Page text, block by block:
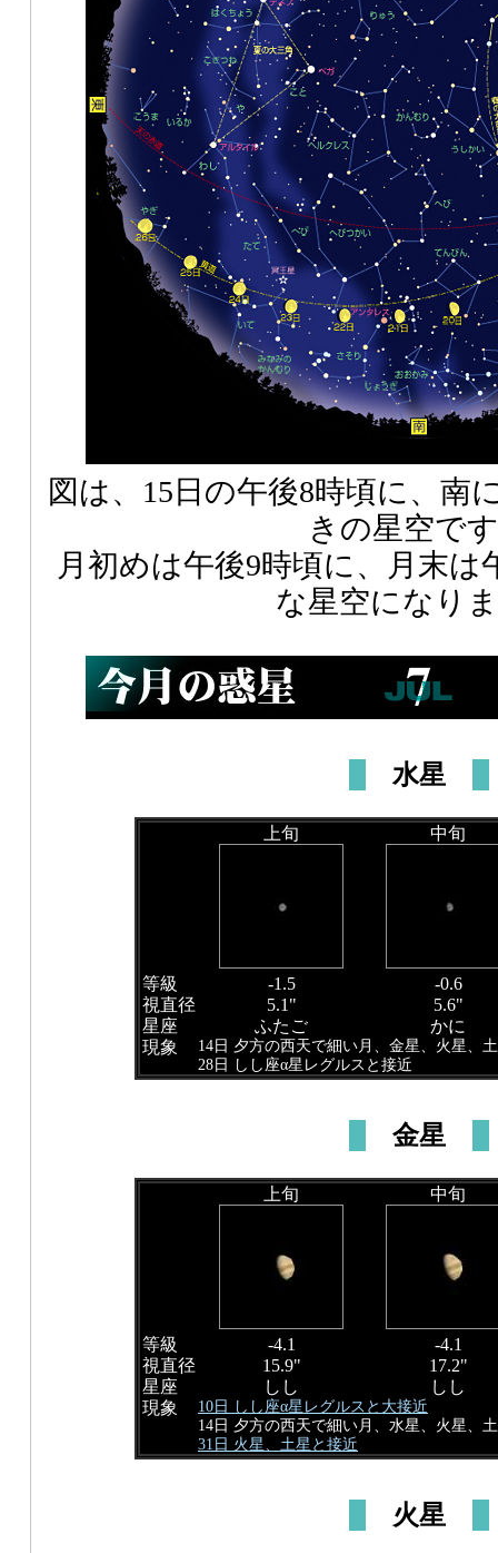
図は、15日の午後8時頃に、南
きの星空で
月初めは午後9時頃に、月末は
な星空になり
水星
上旬 中旬
等級 -1.5
-0.6
視直径
5.1"
5.6"
星座
ふたご
かに
現象
14日 夕方の西天で細い月、金星、火星、
28日 しし座α星レグルスと接近
金星
上旬 中旬
等級 -4.1
-4.1
視直径
15.9"
17.2"
星座
しし
しし
現象
10日 しし座α星レグルスと大接近
14日 夕方の西天で細い月、水星、火星、
31日 火星、土星と接近
火星